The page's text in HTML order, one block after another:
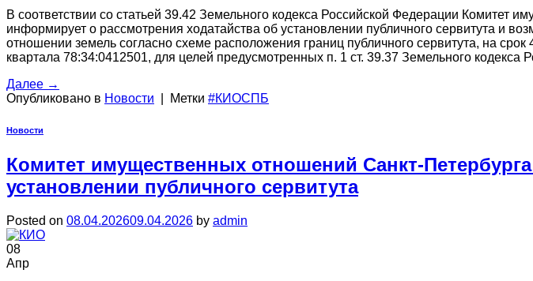
В соответствии со статьей 39.42 Земельного кодекса Российской Федерации Комитет
информирует о рассмотрения ходатайства об установлении публичного сервитута и
отношении земель согласно схеме расположения границ публичного сервитута, на
квартала 78:34:0412501, для целей предусмотренных п. 1 ст. 39.37 Земельного кодекса
Далее →
Опубликовано в Новости Метки #КИОСПБ
Новости
Комитет имущественных отношений Санкт-
установлении публичного сервитута
Posted on 08.04.202609.04.2026 by admin
08
Апр